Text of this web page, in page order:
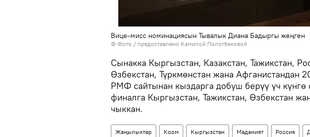
Вице-мисс номинациясын Тывалык Диана Бадыргы жеңген
© Фото / предоставлено Камилой Полотбековой
Сынакка Кыргызстан, Казакстан, Тажикстан,
Өзбекстан, Түркмөнстан жана Афганистандан
РМФ сайтынан кыздарга добуш берүү үч күнгө
финалга Кыргызстан, Тажикстан, Өзбекстан
чыккан.
Жаңылыктар Коом Кыргызстан Маданият Россия